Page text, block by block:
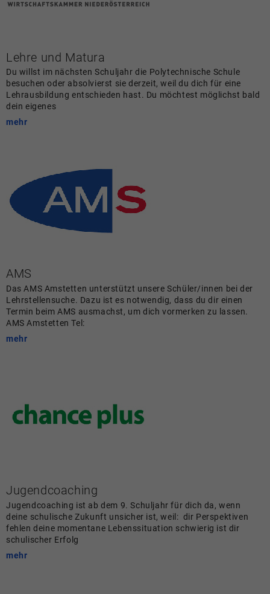
Lehre und Matura
Du willst im nächsten Schuljahr die Polytechnische Schule
besuchen oder absolvierst sie derzeit, weil du dich für eine
Lehrausbildung entschieden hast. Du möchtest möglichst bald
dein eigenes
mehr
AMS
Das AMS Amstetten unterstützt unsere Schüler/innen bei der
Lehrstellensuche. Dazu ist es notwendig, dass du dir einen
Termin beim AMS ausmachst, um dich vormerken zu lassen.
AMS Amstetten Tel:
mehr
Jugendcoaching
Jugendcoaching ist ab dem 9. Schuljahr für dich da, wenn
deine schulische Zukunft unsicher ist, weil: dir Perspektiven
fehlen deine momentane Lebenssituation schwierig ist dir
schulischer Erfolg
mehr